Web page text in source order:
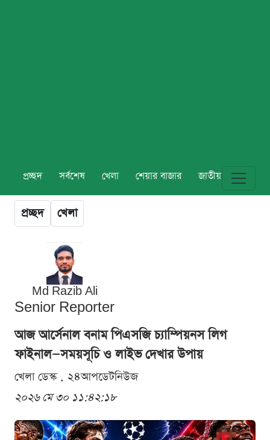
প্রচ্ছদ সর্বশেষ খেলা শেয়ার বাজার জাতীয় বিশ্ব
প্রচ্ছদ খেলা
Md Razib Ali
Senior Reporter
আজ আর্সেনাল বনাম পিএসজি চ্যাম্পিয়নস লিগ
ফাইনাল—সময়সূচি ও লাইভ দেখার উপায়
খেলা ডেস্ক . ২৪আপডেটনিউজ
২০২৬ মে ৩০ ১১:৪২:১৮